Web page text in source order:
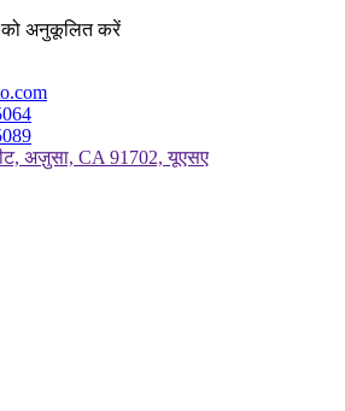
को अनुकूलित करें
अज़ुसा, CA 91702, यूएसए